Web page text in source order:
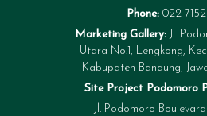
Phone: 022 7152
Marketing Gallery: Jl.
Utara No.1, Lengkong,
Kabupaten Bandung,
Site Project Podomoro
Jl. Podomoro